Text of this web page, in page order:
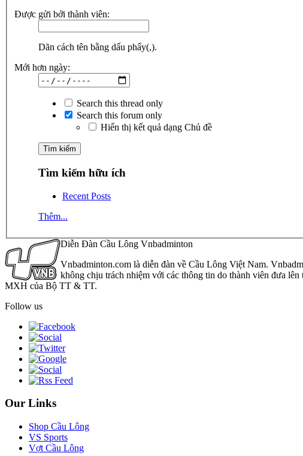
Được gửi bởi thành viên:
Dãn cách tên bằng dấu phẩy(,).
Mới hơn ngày:
Search this thread only
Search this forum only
Hiển thị kết quả dạng Chủ đề
Tìm kiếm hữu ích
Recent Posts
Thêm...
Diễn Đàn Cầu Lông Vnbadminton
Vnbadminton.com là diễn đàn về Cầu Lông Việt Nam.
không chịu trách nhiệm với các thông tin do thành viên đưa
MXH của Bộ TT & TT.
Follow us
Our Links
Shop Cầu Lông
VS Sports
Vợt Cầu Lông